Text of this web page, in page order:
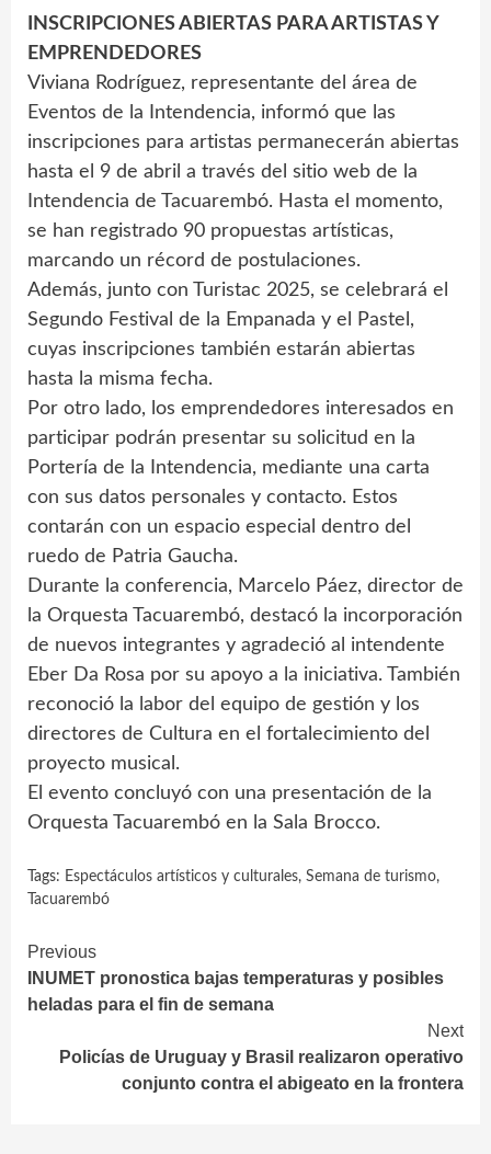
INSCRIPCIONES ABIERTAS PARA ARTISTAS Y
EMPRENDEDORES
Viviana Rodríguez, representante del área de
Eventos de la Intendencia, informó que las
inscripciones para artistas permanecerán abiertas
hasta el 9 de abril a través del sitio web de la
Intendencia de Tacuarembó. Hasta el momento,
se han registrado 90 propuestas artísticas,
marcando un récord de postulaciones.
Además, junto con Turistac 2025, se celebrará el
Segundo Festival de la Empanada y el Pastel,
cuyas inscripciones también estarán abiertas
hasta la misma fecha.
Por otro lado, los emprendedores interesados en
participar podrán presentar su solicitud en la
Portería de la Intendencia, mediante una carta
con sus datos personales y contacto. Estos
contarán con un espacio especial dentro del
ruedo de Patria Gaucha.
Durante la conferencia, Marcelo Páez, director de
la Orquesta Tacuarembó, destacó la incorporación
de nuevos integrantes y agradeció al intendente
Eber Da Rosa por su apoyo a la iniciativa. También
reconoció la labor del equipo de gestión y los
directores de Cultura en el fortalecimiento del
proyecto musical.
El evento concluyó con una presentación de la
Orquesta Tacuarembó en la Sala Brocco.
Tags: Espectáculos artísticos y culturales, Semana de turismo,
Tacuarembó
Continue
Reading
Previous
INUMET pronostica bajas temperaturas y posibles
heladas para el fin de semana
Next
Policías de Uruguay y Brasil realizaron operativo
conjunto contra el abigeato en la frontera